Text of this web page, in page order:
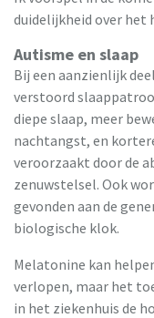
duidelijkheid over het
Autisme en slaap
Bij een aanzienlijk
verstoord
diepe slaap, meer
nachtangst, en
veroorzaakt door de
zenuwstelsel. Ook
gevonden aan de
biologische klok.
Melatonine kan
verlopen, maar het
in het ziekenhuis de